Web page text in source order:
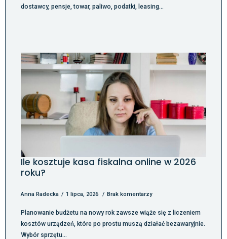
dostawcy, pensje, towar, paliwo, podatki, leasing…
Ile kosztuje kasa fiskalna online w 2026
roku?
Anna Radecka 1 lipca, 2026 Brak komentarzy
Planowanie budżetu na nowy rok zawsze wiąże się z liczeniem
kosztów urządzeń, które po prostu muszą działać bezawaryjnie.
Wybór sprzętu…